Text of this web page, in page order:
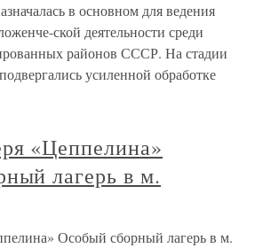
в основном для ведения
ской деятельности среди
районов СССР. На стадии
усиленной обработке
«Цеппелина»
лагерь в м.
Особый сборный лагерь в м.